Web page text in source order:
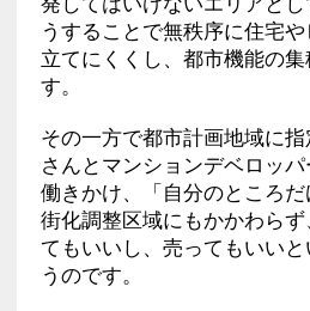
うすることで無秩序に住宅
立てにくくし、都市機能の
す。
その一方で都市計画地域に
さんとマンションデベロッ
働きかけ、「自分のところ
街化調整区域にもかかわら
てもいいし、売ってもいい
うのです。